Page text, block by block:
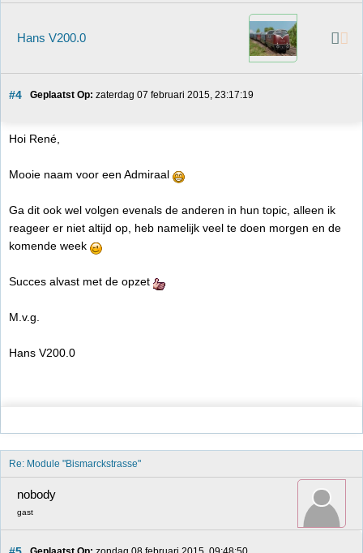
Hans V200.0
#4 Geplaatst Op: zaterdag 07 februari 2015, 23:17:19
Hoi René,
Mooie naam voor een Admiraal
Ga dit ook wel volgen evenals de anderen in hun topic, alleen ik
reageer er niet altijd op, heb namelijk veel te doen morgen en de
komende week
Succes alvast met de opzet
M.v.g.
Hans V200.0
Re: Module "Bismarckstrasse"
nobody
gast